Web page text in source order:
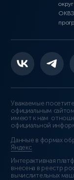
Уважаемые
официальным
имеют к нам
официальной
Данные в формах
Яндекс
Интерактивная
внесена в реестр
вычислительных